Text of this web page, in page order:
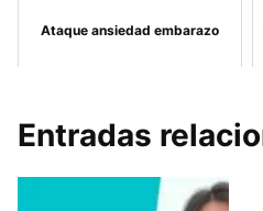
Ataque ansiedad embarazo
Entradas